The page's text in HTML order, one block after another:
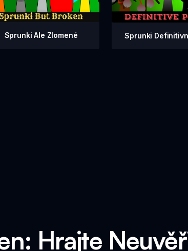
Sprunki Ale Zlomené Sprunki
Hrajte